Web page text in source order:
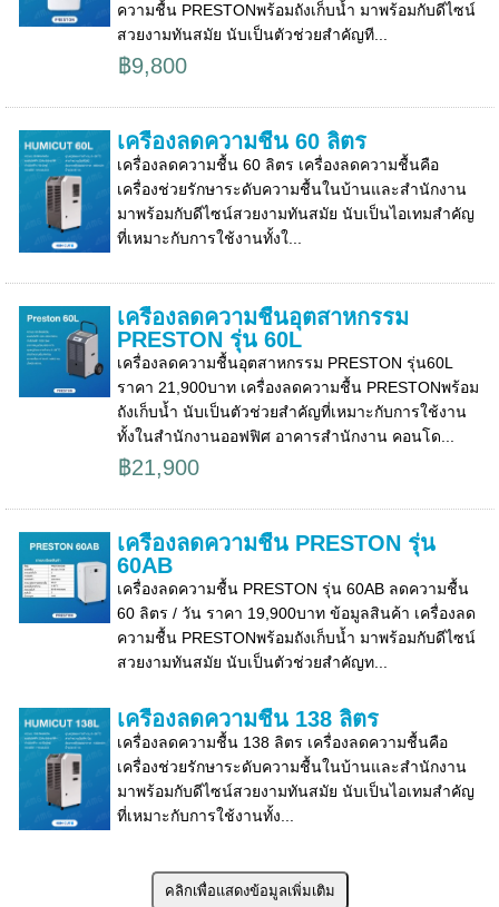
ความชื้น PRESTONพร้อมถังเก็บน้ำ มาพร้อมกับดีไซน์
สวยงามทันสมัย นับเป็นตัวช่วยสำคัญที...
฿9,800
เครื่องลดความชื้น 60 ลิตร
เครื่องลดความชื้น 60 ลิตร เครื่องลดความชื้นคือ
เครื่องช่วยรักษาระดับความชื้นในบ้านและสำนักงาน
มาพร้อมกับดีไซน์สวยงามทันสมัย นับเป็นไอเทมสำคัญ
ที่เหมาะกับการใช้งานทั้งใ...
เครื่องลดความชื้นอุตสาหกรรม
PRESTON รุ่น 60L
เครื่องลดความชื้นอุตสาหกรรม PRESTON รุ่น60L
ราคา 21,900บาท เครื่องลดความชื้น PRESTONพร้อม
ถังเก็บน้ำ นับเป็นตัวช่วยสำคัญที่เหมาะกับการใช้งาน
ทั้งในสำนักงานออฟฟิศ อาคารสำนักงาน คอนโด...
฿21,900
เครื่องลดความชื้น PRESTON รุ่น
60AB
เครื่องลดความชื้น PRESTON รุ่น 60AB ลดความชื้น
60 ลิตร / วัน ราคา 19,900บาท ข้อมูลสินค้า เครื่องลด
ความชื้น PRESTONพร้อมถังเก็บน้ำ มาพร้อมกับดีไซน์
สวยงามทันสมัย นับเป็นตัวช่วยสำคัญท...
เครื่องลดความชื้น 138 ลิตร
เครื่องลดความชื้น 138 ลิตร เครื่องลดความชื้นคือ
เครื่องช่วยรักษาระดับความชื้นในบ้านและสำนักงาน
มาพร้อมกับดีไซน์สวยงามทันสมัย นับเป็นไอเทมสำคัญ
ที่เหมาะกับการใช้งานทั้ง...